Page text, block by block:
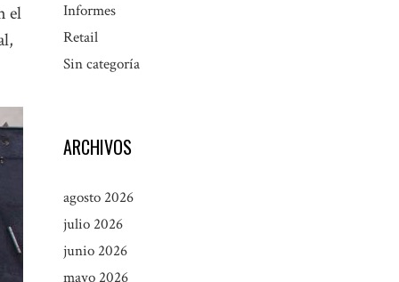
el
Informes
Retail
Sin categoría
ARCHIVOS
agosto 2026
julio 2026
junio 2026
mayo 2026